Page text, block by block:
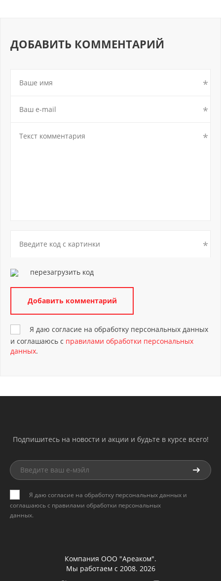
ДОБАВИТЬ КОММЕНТАРИЙ
перезагрузить код
Я даю согласие на обработку персональных данных
и соглашаюсь с правилами обработки персональных
данных.
Подпишитесь на новости и акции и будьте в курсе всего!
Я даю согласие на обработку персональных данных и
соглашаюсь с правилами обработки персональных
данных.
Компания ООО "Ареаком".
Мы работаем с 2008. 2026